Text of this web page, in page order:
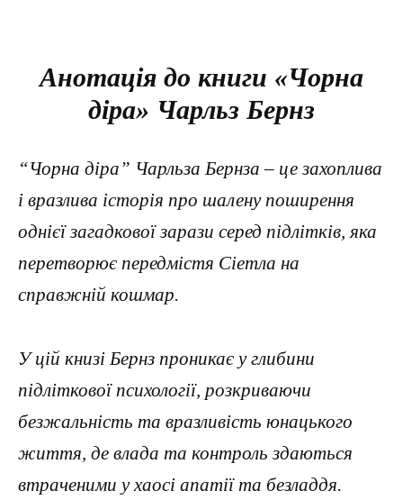
Анотація до книги «Чорна
діра» Чарльз Бернз
“Чорна діра” Чарльза Бернза – це захоплива
і вразлива історія про шалену поширення
однієї загадкової зарази серед підлітків, яка
перетворює передмістя Сіетла на
справжній кошмар.
У цій книзі Бернз проникає у глибини
підліткової психології, розкриваючи
безжальність та вразливість юнацького
життя, де влада та контроль здаються
втраченими у хаосі апатії та безладдя.